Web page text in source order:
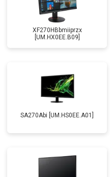
XF270HBbmiiprzx
[UM.HX0EE.B09]
SA270Abi [UM.HS0EE.A01]